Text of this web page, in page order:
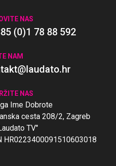
NAS
(0)1 78 88 592
NAM
NAS
Ime Dobrote
cesta 208/2, Zagreb
TV"
HR0223400091510603018